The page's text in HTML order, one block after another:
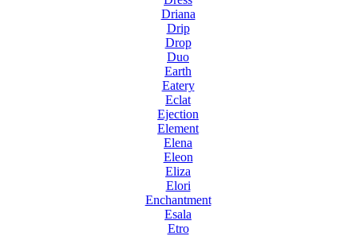
Driana
Drip
Drop
Duo
Earth
Eatery
Eclat
Ejection
Element
Elena
Eleon
Eliza
Elori
Enchantment
Esala
Etro